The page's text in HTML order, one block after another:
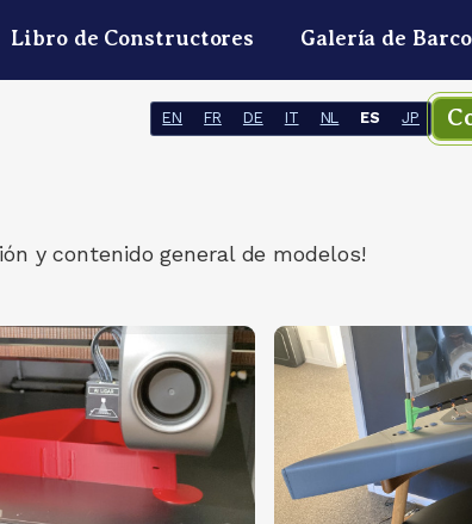
Libro de Constructores Galería de
EN FR DE IT NL ES JP
y contenido general de modelos!